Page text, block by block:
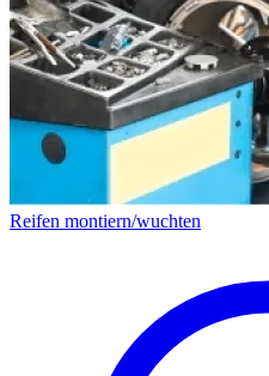
Reifen montiern/wuchten